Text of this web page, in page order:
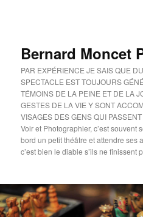
Bernard Moncet
PAR EXPÉRIENCE JE SAIS QUE
SPECTACLE EST TOUJOURS
TÉMOINS DE LA PEINE ET DE LA
GESTES DE LA VIE Y SONT
VISAGES DES GENS QUI
Voir et Photographier, c’est souvent
bord un petit théâtre et attendre ses
c’est bien le diable s’ils ne finissent